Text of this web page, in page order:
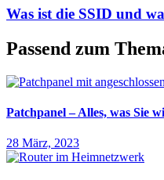
Was ist die SSID und
Passend zum
Patchpanel – Alles, was Sie
28 März, 2023